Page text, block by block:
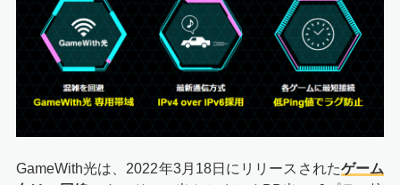
GameWith光は、2022年3月18日にリリースされたゲーム